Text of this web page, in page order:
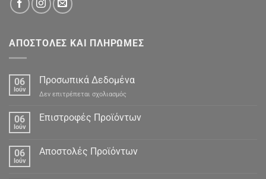
ΑΠΟΣΤΟΛΕΣ ΚΑΙ ΠΛΗΡΩΜΕΣ
06
Ιούν
Προσωπικά Δεδομένα
Δεν επιτρέπεται σχολιασμός
Δεδομένα
06
Ιούν
Επιστροφές Προϊόντων
06
Ιούν
Αποστολές Προϊόντων